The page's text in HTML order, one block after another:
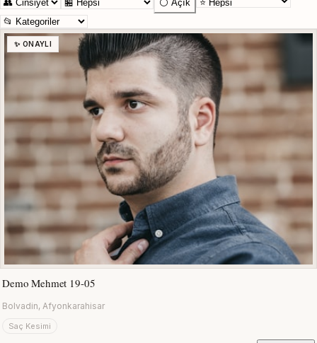
⚪ Açık
✨ ONAYLI
Demo Mehmet 19-05
Bolvadin, Afyonkarahisar
Saç Kesimi